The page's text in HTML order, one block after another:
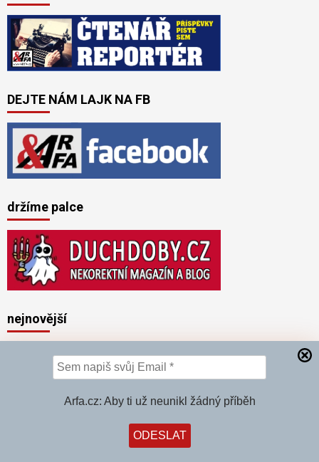
Arfa.cz: Aby ti už neunikl žádný příběh
DEJTE NÁM LAJK NA FB
držíme palce
nejnovější
Chřipka je
mrtvá!
Všechno je